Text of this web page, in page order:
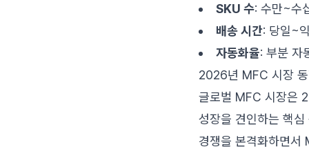
SKU 수: 수만~수
배송 시간: 당일~
자동화율: 부분 자
2026년 MFC 시장
글로벌 MFC 시장은
성장을 견인하는 핵
경쟁을 본격화하면서